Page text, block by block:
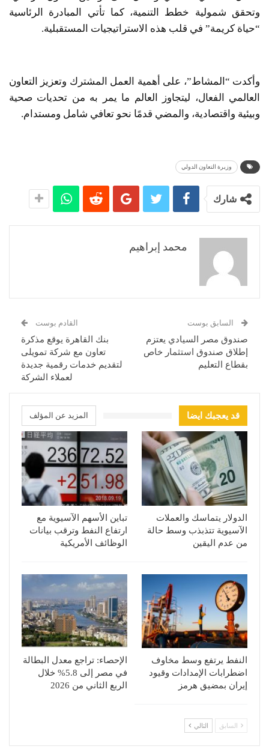
وتحقق شمولية خطط التنمية، كما تأتي المبادرة الرئاسية
“حياة كريمة” في قلب هذه الاستراتيجيات المستقبلية.
وأكدت “المشاط”، على أهمية العمل المشترك وتعزيز التعاون
العالمي الفعال، ليتجاوز العالم ما يمر به من تحديات صحية
وبيئية واقتصادية، والمضي قدمًا نحو تعافي شامل ومستدام.
وزيرة التعاون الدولي
شارك
محمد إبراهيم
السابق بوست
صندوق مصر السيادي يعتزم
إطلاق صندوق استثمار خاص
بقطاع التعليم
القادم بوست
بنك القاهرة يوقع مذكرة
تعاون مع شركة تمويلى
لتقديم خدمات رقمية جديدة
لعملاء الشركة
قد يعجبك ايضا المزيد عن المؤلف
الدولار يتماسك والعملات
الآسيوية تتذبذب وسط حالة
من عدم اليقين
تباين الأسهم الآسيوية مع
ارتفاع النفط وترقب بيانات
الوظائف الأمريكية
النفط يرتفع وسط مخاوف
اضطرابات الإمدادات وقيود
إيران بمضيق هرمز
الإحصاء: تراجع معدل البطالة
في مصر إلى 5.8% خلال
الربع الثاني من 2026
السابق التالي